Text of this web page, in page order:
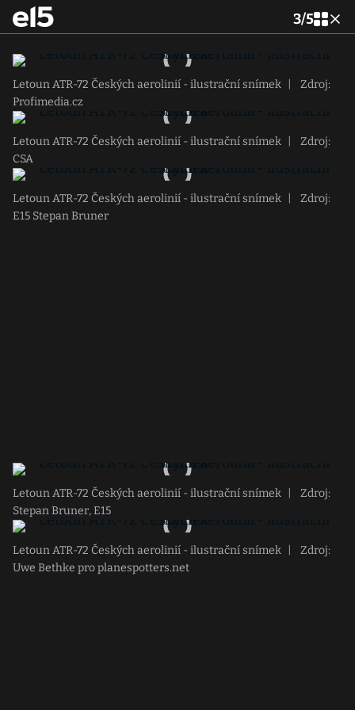
3/5
Letoun ATR-72 Českých aerolinií - ilustrační snímek
Zdroj:
Profimedia.cz
Letoun ATR-72 Českých aerolinií - ilustrační snímek
Zdroj:
CSA
Letoun ATR-72 Českých aerolinií - ilustrační snímek
Zdroj:
E15 Stepan Bruner
Letoun ATR-72 Českých aerolinií - ilustrační snímek
Zdroj:
Stepan Bruner, E15
Letoun ATR-72 Českých aerolinií - ilustrační snímek
Zdroj:
Uwe Bethke pro planespotters.net